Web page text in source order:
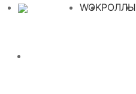
WOKРОЛЛЫ